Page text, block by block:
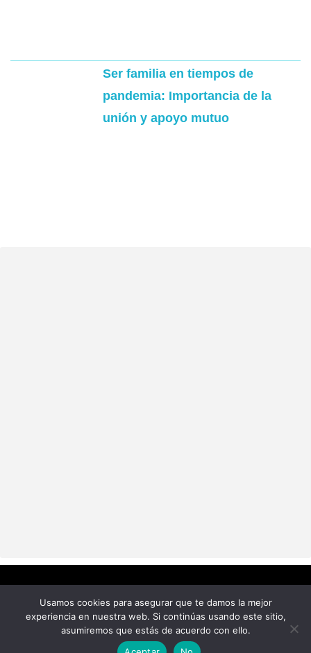
Ser familia en tiempos de
pandemia: Importancia de la
unión y apoyo mutuo
Política de Privacidad
Usamos cookies para asegurar que te damos la mejor
experiencia en nuestra web. Si continúas usando este sitio,
asumiremos que estás de acuerdo con ello.